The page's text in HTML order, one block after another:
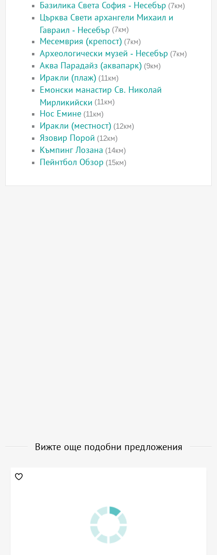
Базилика Света София - Несебър (7км)
Църква Свети архангели Михаил и
Гавраил - Несебър (7км)
Месемврия (крепост) (7км)
Археологически музей - Несебър (7км)
Аква Парадайз (аквапарк) (9км)
Иракли (плаж) (11км)
Емонски манастир Св. Николай
Мирликийски (11км)
Нос Емине (11км)
Иракли (местност) (12км)
Язовир Порой (12км)
Къмпинг Лозана (14км)
Пейнтбол Обзор (15км)
Вижте още подобни предложения